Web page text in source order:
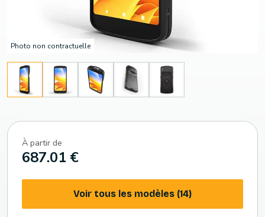
Photo non contractuelle
À partir de
687.01 €
Voir tous les modèles (14)